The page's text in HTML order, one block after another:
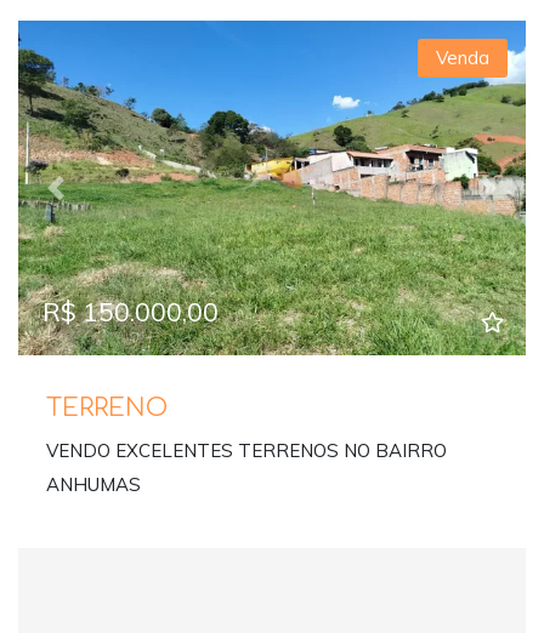
Previous Next
Venda
R$ 150.000,00
TERRENO
VENDO EXCELENTES TERRENOS NO BAIRRO
ANHUMAS